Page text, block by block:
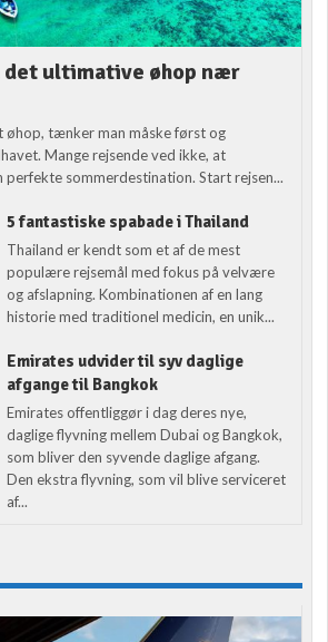
det ultimative øhop nær
øhop, tænker man måske først og
Mange rejsende ved ikke, at
perfekte sommerdestination. Start rejsen...
5 fantastiske spabade i Thailand
Thailand er kendt som et af de mest
populære rejsemål med fokus på velvære
og afslapning. Kombinationen af en lang
historie med traditionel medicin, en unik...
Emirates udvider til syv daglige
afgange til Bangkok
Emirates offentliggør i dag deres nye,
daglige flyvning mellem Dubai og Bangkok,
som bliver den syvende daglige afgang.
Den ekstra flyvning, som vil blive serviceret
af...